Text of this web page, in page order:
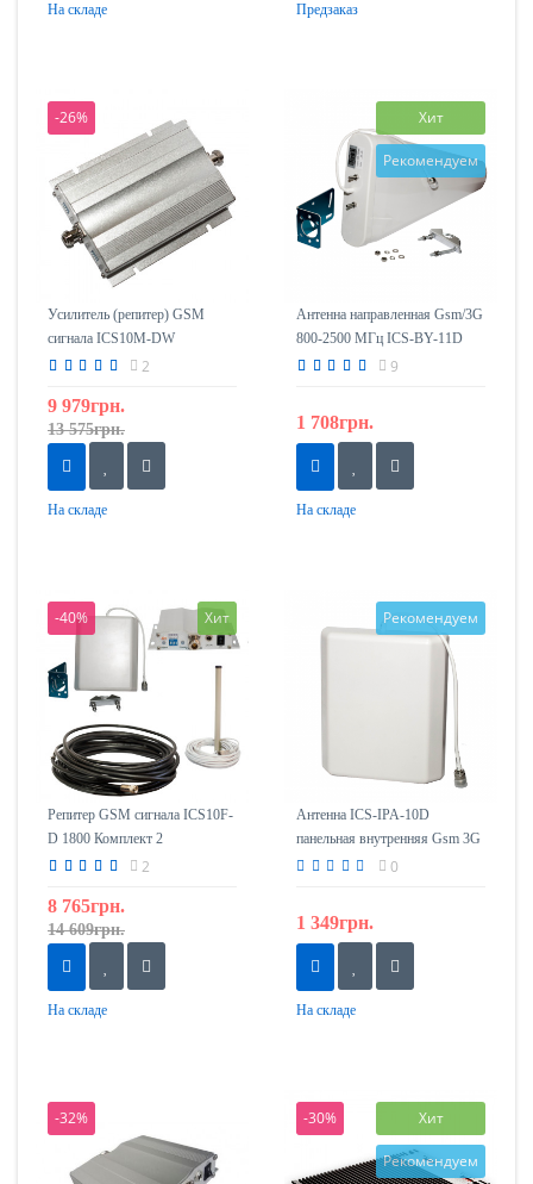
На складе Предзаказ
-26%
Усилитель (репитер) GSM
сигнала ICS10M-DW
1800/2100
2
9 979грн.
13 575грн.
На складе
Хит
Рекомендуем
Антенна направленная Gsm/3G
800-2500 МГц ICS-BY-11D
(11дБ)
9
1 708грн.
На складе
-40% Хит
Репитер GSM сигнала ICS10F-
D 1800 Комплект 2
2
8 765грн.
14 609грн.
На складе
Рекомендуем
Антенна ICS-IPA-10D
панельная внутренняя Gsm 3G
4G 800-2500 МГц
0
1 349грн.
На складе
-32% -30% Хит
Рекомендуем